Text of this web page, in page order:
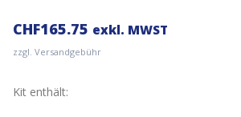
CHF165.75 exkl. MWST
zzgl. Versandgebühr
Kit enthält: